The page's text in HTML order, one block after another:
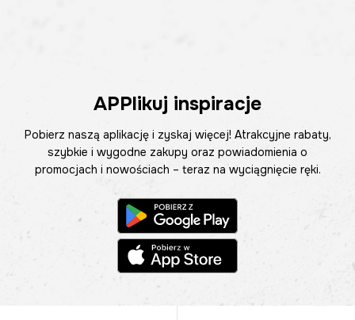
APPlikuj inspiracje
Pobierz naszą aplikację i zyskaj więcej! Atrakcyjne rabaty,
szybkie i wygodne zakupy oraz powiadomienia o
promocjach i nowościach – teraz na wyciągnięcie ręki.